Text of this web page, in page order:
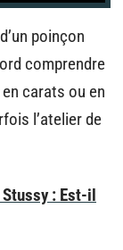
d’un poinçon
comprendre
carats ou en
l’atelier de
: Est-il